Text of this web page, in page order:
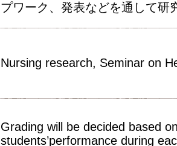
プワーク、発表などを通して研
Nursing research, Seminar on
Grading will be decided based
students’performance during